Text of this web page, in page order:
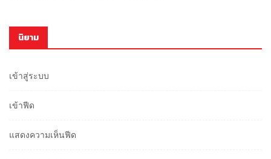
นิยาม
เข้าสู่ระบบ
เข้าฟีด
แสดงความเห็นฟีด